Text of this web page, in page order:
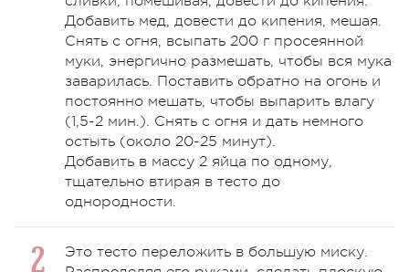
Добавить мед, довести до кипения, мешая.
Снять с огня, всыпать 200 г просеянной
муки, энергично размешать, чтобы вся мука
заварилась. Поставить обратно на огонь и
постоянно мешать, чтобы выпарить влагу
(1,5-2 мин.). Снять с огня и дать немного
остыть (около 20-25 минут).
Добавить в массу 2 яйца по одному,
тщательно втирая в тесто до
однородности.
Это тесто переложить в большую миску.